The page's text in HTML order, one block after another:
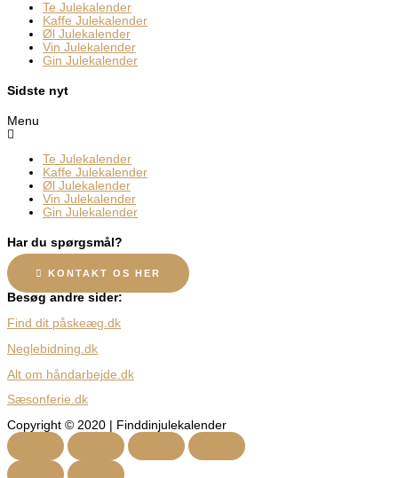
Te Julekalender
Kaffe Julekalender
Øl Julekalender
Vin Julekalender
Gin Julekalender
Sidste nyt
Menu
Te Julekalender
Kaffe Julekalender
Øl Julekalender
Vin Julekalender
Gin Julekalender
Har du spørgsmål?
KONTAKT OS HER
Besøg andre sider:
Find dit påskeæg.dk
Neglebidning.dk
Alt om håndarbejde.dk
Sæsonferie.dk
Copyright © 2020 | Finddinjulekalender